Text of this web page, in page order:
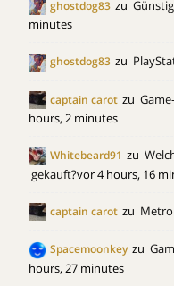
ghostdog83 zu
minutes
ghostdog83 zu
captain carot zu
hours, 2 minutes
Whitebeard91 zu
gekauft?vor 4 hours, 16
captain carot zu
Spacemoonkey zu
hours, 27 minutes